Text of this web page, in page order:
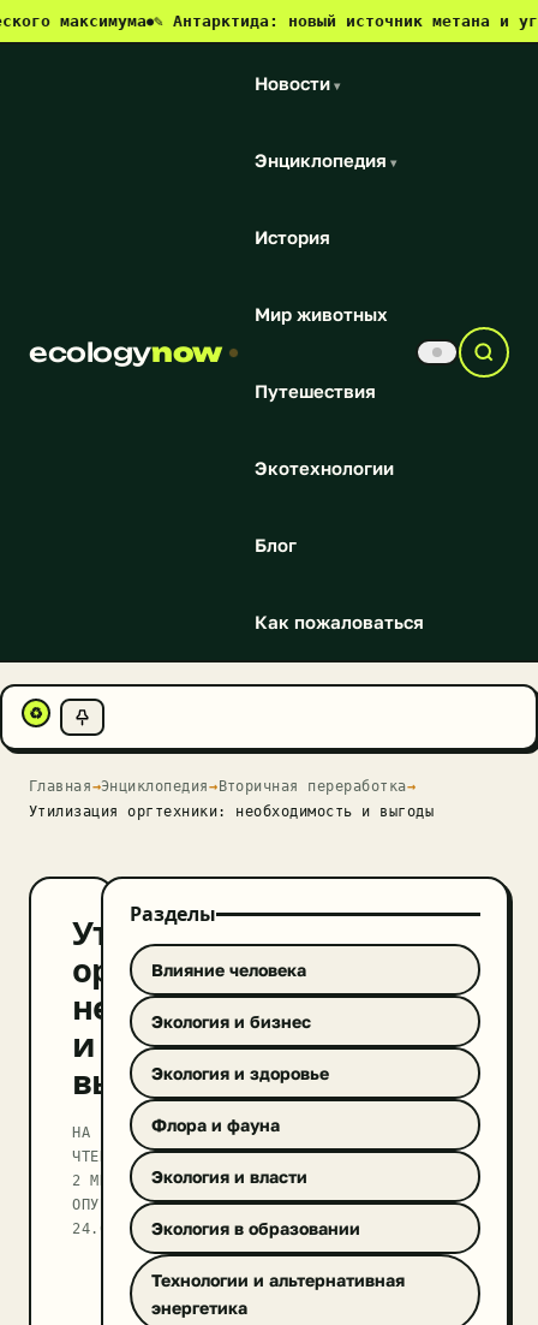
●✎ Антарктида: новый источник метана и угроза
ecologynow
Новости ▾
Энциклопедия ▾
История
Мир животных
Путешествия
Экотехнологии
Блог
Как пожаловаться
♻
Главная→Энциклопедия→Вторичная переработка→
Утилизация оргтехники: необходимость и выгоды
Утилизация
оргтехники:
необходимость
и
выгоды
НА
ЧТЕНИЕ
2 МИН
ОПУБЛИКОВАНО
24.09.2025
Разделы
Влияние человека
Экология и бизнес
Экология и здоровье
Флора и фауна
Экология и власти
Экология в образовании
Технологии и альтернативная
энергетика